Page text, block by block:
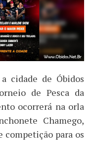
cidade de Óbidos
de Pesca da
ocorrerá na orla
Chamego,
para os